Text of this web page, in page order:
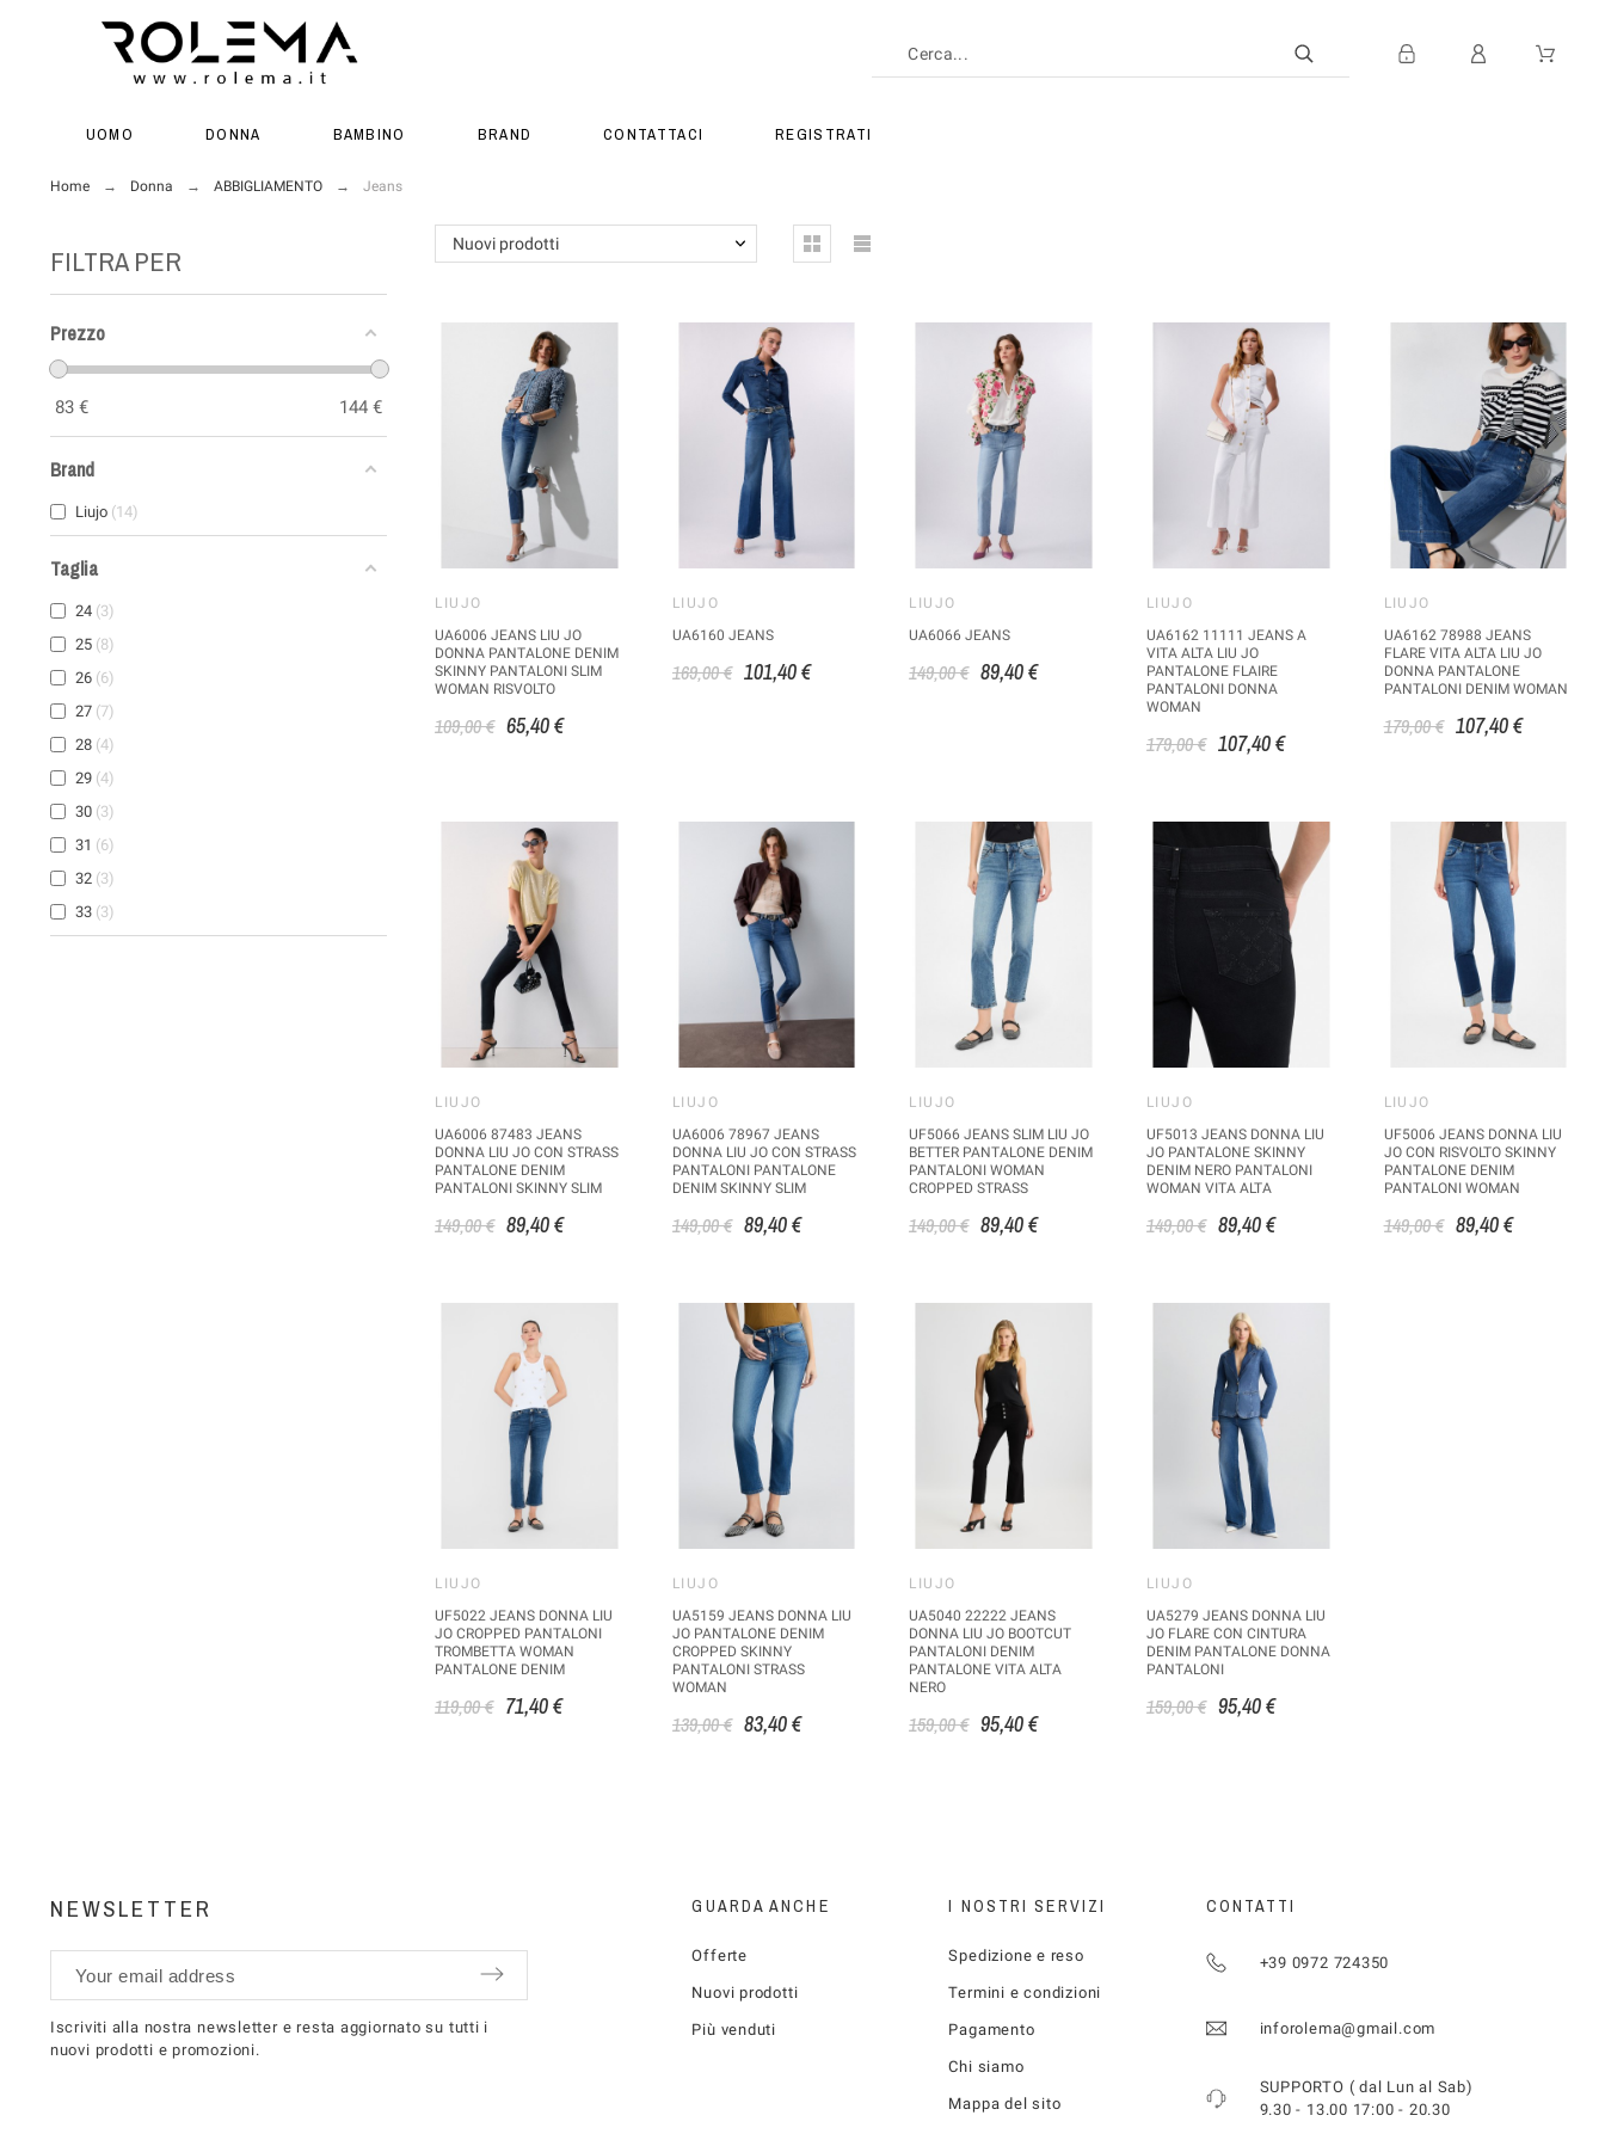
UOMO DONNA BAMBINO BRAND CONTATTACI REGISTRATI
Home Donna ABBIGLIAMENTO Jeans
FILTRA PER
Prezzo
83€ 144 €
Brand
Liujo 14
Taglia
24 3
25 8
26 6
27 7
28 4
29 4
30 3
31 6
32 3
33 3
Nuovi prodotti
LIUJO
UA6006 JEANS LIU JO
DONNA PANTALONE DENIM
SKINNY PANTALONI SLIM
WOMAN RISVOLTO
109,00 € 65,40 €
LIUJO
UA6160 JEANS
169,00 € 101,40 €
LIUJO
UA6066 JEANS
149,00 € 89,40 €
LIUJO
UA6162 11111 JEANS A
VITA ALTA LIU JO
PANTALONE FLAIRE
PANTALONI DONNA
WOMAN
179,00 € 107,40 €
LIUJO
UA6162 78988 JEANS
FLARE VITA ALTA LIU JO
DONNA PANTALONE
PANTALONI DENIM WOMAN
179,00 € 107,40 €
LIUJO
UA6006 87483 JEANS
DONNA LIU JO CON STRASS
PANTALONE DENIM
PANTALONI SKINNY SLIM
149,00 € 89,40 €
LIUJO
UA6006 78967 JEANS
DONNA LIU JO CON STRASS
PANTALONI PANTALONE
DENIM SKINNY SLIM
149,00 € 89,40 €
LIUJO
UF5066 JEANS SLIM LIU JO
BETTER PANTALONE DENIM
PANTALONI WOMAN
CROPPED STRASS
149,00 € 89,40 €
LIUJO
UF5013 JEANS DONNA LIU
JO PANTALONE SKINNY
DENIM NERO PANTALONI
WOMAN VITA ALTA
149,00 € 89,40 €
LIUJO
UF5006 JEANS DONNA LIU
JO CON RISVOLTO SKINNY
PANTALONE DENIM
PANTALONI WOMAN
149,00 € 89,40 €
LIUJO
UF5022 JEANS DONNA LIU
JO CROPPED PANTALONI
TROMBETTA WOMAN
PANTALONE DENIM
119,00 € 71,40 €
LIUJO
UA5159 JEANS DONNA LIU
JO PANTALONE DENIM
CROPPED SKINNY
PANTALONI STRASS
WOMAN
139,00 € 83,40 €
LIUJO
UA5040 22222 JEANS
DONNA LIU JO BOOTCUT
PANTALONI DENIM
PANTALONE VITA ALTA
NERO
159,00 € 95,40 €
LIUJO
UA5279 JEANS DONNA LIU
JO FLARE CON CINTURA
DENIM PANTALONE DONNA
PANTALONI
159,00 € 95,40 €
NEWSLETTER
Iscriviti alla nostra newsletter e resta aggiornato su tutti i
nuovi prodotti e promozioni.
GUARDA ANCHE
Offerte
Nuovi prodotti
Più venduti
I NOSTRI SERVIZI
Spedizione e reso
Termini e condizioni
Pagamento
Chi siamo
Mappa del sito
CONTATTI
+39 0972 724350
inforolema@gmail.com
SUPPORTO ( dal Lun al Sab)
9.30 - 13.00 17:00 - 20.30